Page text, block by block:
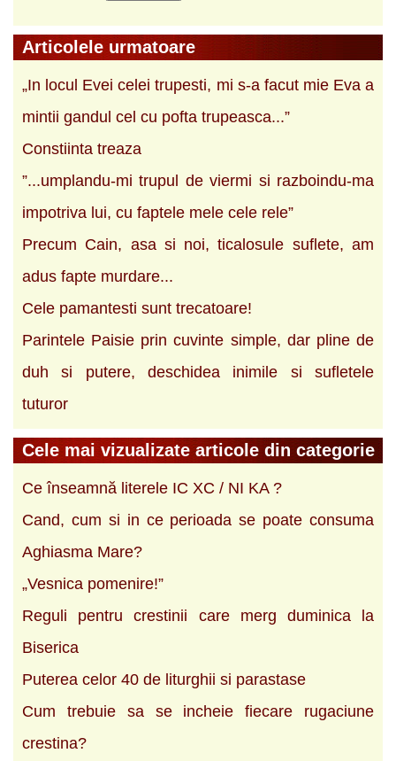
Articolele urmatoare
„In locul Evei celei trupesti, mi s-a facut mie Eva a
mintii gandul cel cu pofta trupeasca...”
Constiinta treaza
”...umplandu-mi trupul de viermi si razboindu-ma
impotriva lui, cu faptele mele cele rele”
Precum Cain, asa si noi, ticalosule suflete, am
adus fapte murdare...
Cele pamantesti sunt trecatoare!
Parintele Paisie prin cuvinte simple, dar pline de
duh si putere, deschidea inimile si sufletele
tuturor
Cele mai vizualizate articole din categorie
Ce înseamnă literele IC XC / NI KA ?
Cand, cum si in ce perioada se poate consuma
Aghiasma Mare?
„Vesnica pomenire!”
Reguli pentru crestinii care merg duminica la
Biserica
Puterea celor 40 de liturghii si parastase
Cum trebuie sa se incheie fiecare rugaciune
crestina?